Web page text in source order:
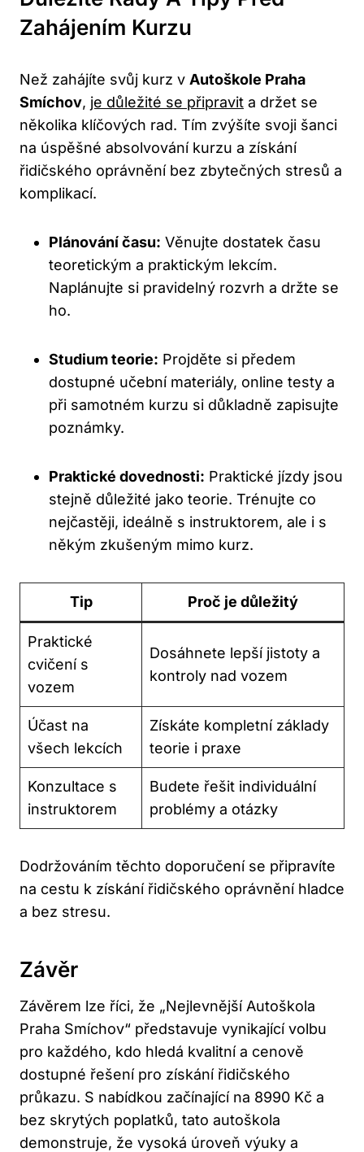
Zahájením Kurzu
Než zahájíte svůj kurz v Autoškole Praha
Smíchov, je důležité se připravit a držet se
několika klíčových rad. Tím zvýšíte svoji šanci
na úspěšné absolvování kurzu a získání
řidičského oprávnění bez zbytečných stresů a
komplikací.
Plánování času: Věnujte dostatek času
teoretickým a praktickým lekcím.
Naplánujte si pravidelný rozvrh a držte se
ho.
Studium teorie: Projděte si předem
dostupné učební materiály, online testy a
při samotném kurzu si důkladně zapisujte
poznámky.
Praktické dovednosti: Praktické jízdy jsou
stejně důležité jako teorie. Trénujte co
nejčastěji, ideálně s instruktorem, ale i s
někým zkušeným mimo kurz.
Tip Proč je důležitý
Praktické
cvičení s
vozem
Dosáhnete lepší jistoty a
kontroly nad vozem
Účast na
všech lekcích
Získáte kompletní základy
teorie i praxe
Konzultace s
instruktorem
Budete řešit individuální
problémy a otázky
Dodržováním těchto doporučení se připravíte
na cestu k získání řidičského oprávnění hladce
a bez stresu.
Závěr
Závěrem lze říci, že „Nejlevnější Autoškola
Praha Smíchov“ představuje vynikající volbu
pro každého, kdo hledá kvalitní a cenově
dostupné řešení pro získání řidičského
průkazu. S nabídkou začínající na 8990 Kč a
bez skrytých poplatků, tato autoškola
demonstruje, že vysoká úroveň výuky a